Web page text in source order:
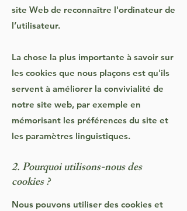
site Web de reconnaître l'ordinateur de
l’utilisateur.
La chose la plus importante à savoir sur
les cookies que nous plaçons est qu'ils
servent à améliorer la convivialité de
notre site web, par exemple en
mémorisant les préférences du site et
les paramètres linguistiques.
2. Pourquoi utilisons-nous des
cookies ?
Nous pouvons utiliser des cookies et